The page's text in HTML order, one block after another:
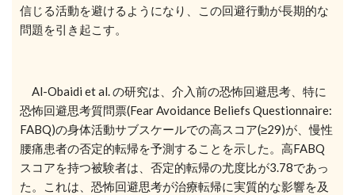
信じる活動を避けるようになり、この回避行動が長期的な
問題を引き起こす。
Al-Obaidi et al. の研究は、介入前の恐怖回避思考、特に
恐怖回避思考質問票(Fear Avoidance Beliefs Questionnaire:
FABQ)の身体活動サブスケールでの高スコア(≥29)が、慢性
腰痛患者の否定的転帰を予測することを示した。高FABQ
スコアを持つ被験者は、否定的転帰の尤度比が3.78であっ
た。これは、恐怖回避思考が治療転帰に実質的な影響を及